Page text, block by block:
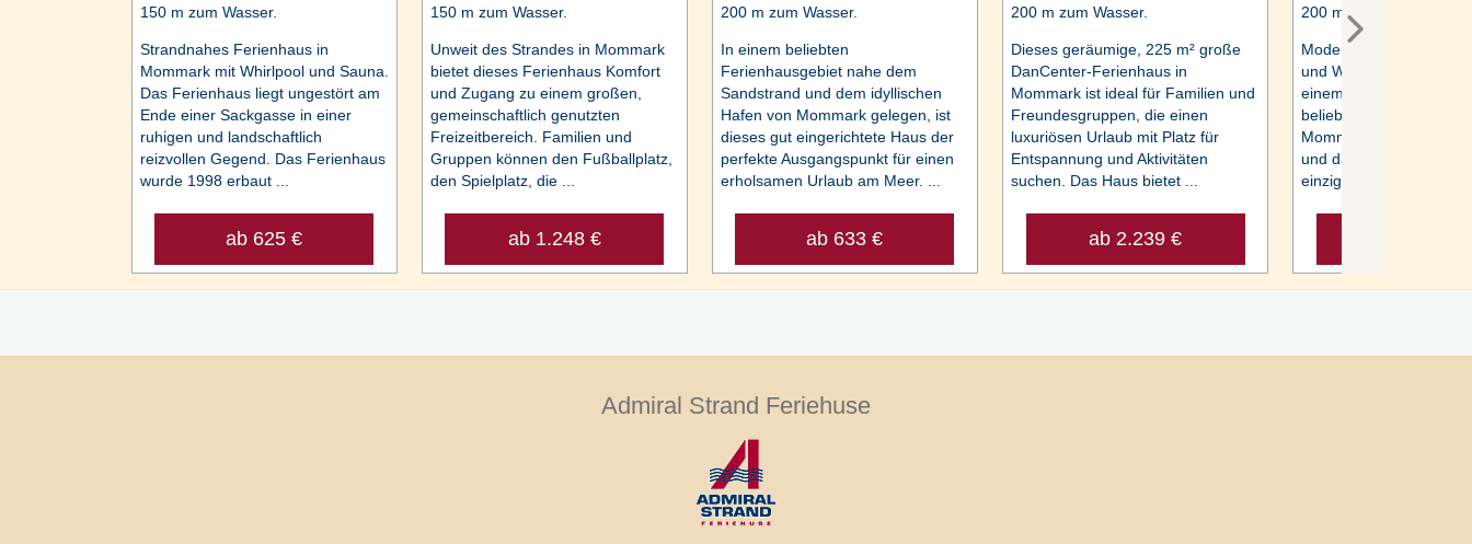
150 m zum Wasser.
Strandnahes Ferienhaus in
Mommark mit Whirlpool und Sauna.
Das Ferienhaus liegt ungestört am
Ende einer Sackgasse in einer
ruhigen und landschaftlich
reizvollen Gegend. Das Ferienhaus
wurde 1998 erbaut ...
ab 625 €
150 m zum Wasser.
Unweit des Strandes in Mommark
bietet dieses Ferienhaus Komfort
und Zugang zu einem großen,
gemeinschaftlich genutzten
Freizeitbereich. Familien und
Gruppen können den Fußballplatz,
den Spielplatz, die ...
ab 1.248 €
200 m zum Wasser.
In einem beliebten
Ferienhausgebiet nahe dem
Sandstrand und dem idyllischen
Hafen von Mommark gelegen, ist
dieses gut eingerichtete Haus der
perfekte Ausgangspunkt für einen
erholsamen Urlaub am Meer. ...
ab 633 €
200 m zum Wasser.
Dieses geräumige, 225 m² große
DanCenter-Ferienhaus in
Mommark ist ideal für Familien und
Freundesgruppen, die einen
luxuriösen Urlaub mit Platz für
Entspannung und Aktivitäten
suchen. Das Haus bietet ...
ab 2.239 €
200 m zum Wasser.
Modernes Ferienhaus
und Whirlpool zur
einem der beiden
beliebten
Mommark, in erster
und daher mit
einzigartigem ...
Admiral Strand Feriehuse